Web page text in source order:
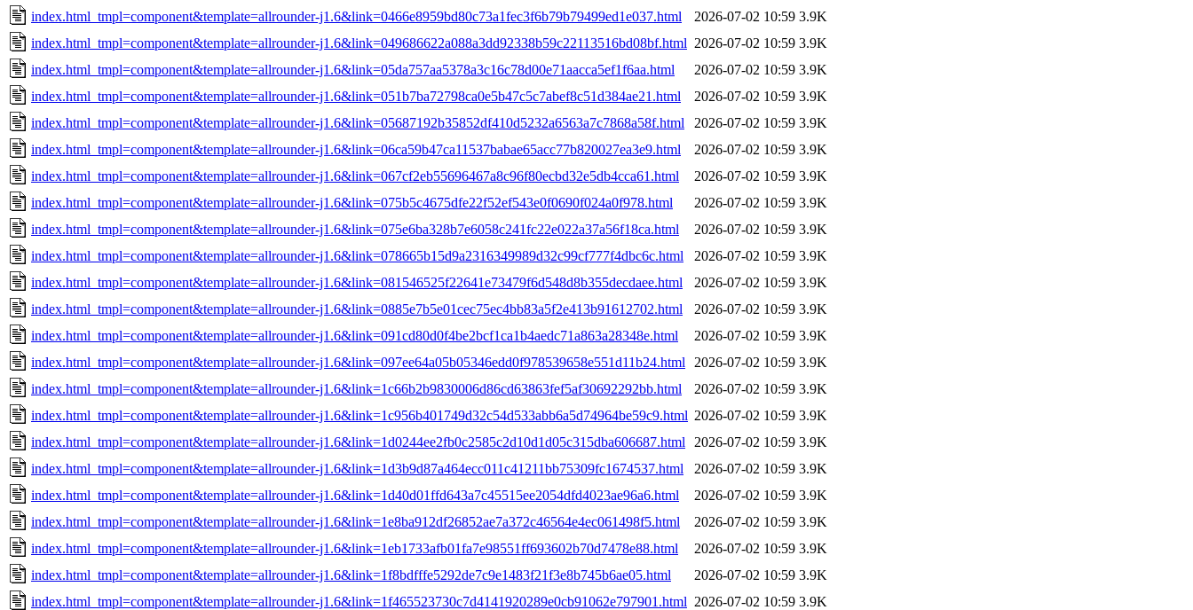
index.html_tmpl=component&template=allrounder-j1.6&link=0466e8959bd80c73a1fec3f6b79b79499ed1e037.html
2026-07-02 10:59 3.9K
index.html_tmpl=component&template=allrounder-j1.6&link=049686622a088a3dd92338b59c22113516bd08bf.html 2026-07-02 10:59 3.9K
index.html_tmpl=component&template=allrounder-j1.6&link=05da757aa5378a3c16c78d00e71aacca5ef1f6aa.html
2026-07-02 10:59 3.9K
index.html_tmpl=component&template=allrounder-j1.6&link=051b7ba72798ca0e5b47c5c7abef8c51d384ae21.html
2026-07-02 10:59 3.9K
index.html_tmpl=component&template=allrounder-j1.6&link=05687192b35852df410d5232a6563a7c7868a58f.html
2026-07-02 10:59 3.9K
index.html_tmpl=component&template=allrounder-j1.6&link=06ca59b47ca11537babae65acc77b820027ea3e9.html
2026-07-02 10:59 3.9K
index.html_tmpl=component&template=allrounder-j1.6&link=067cf2eb55696467a8c96f80ecbd32e5db4cca61.html
2026-07-02 10:59 3.9K
index.html_tmpl=component&template=allrounder-j1.6&link=075b5c4675dfe22f52ef543e0f0690f024a0f978.html
2026-07-02 10:59 3.9K
index.html_tmpl=component&template=allrounder-j1.6&link=075e6ba328b7e6058c241fc22e022a37a56f18ca.html
2026-07-02 10:59 3.9K
index.html_tmpl=component&template=allrounder-j1.6&link=078665b15d9a2316349989d32c99cf777f4dbc6c.html
2026-07-02 10:59 3.9K
index.html_tmpl=component&template=allrounder-j1.6&link=081546525f22641e73479f6d548d8b355decdaee.html
2026-07-02 10:59 3.9K
index.html_tmpl=component&template=allrounder-j1.6&link=0885e7b5e01cec75ec4bb83a5f2e413b91612702.html
2026-07-02 10:59 3.9K
index.html_tmpl=component&template=allrounder-j1.6&link=091cd80d0f4be2bcf1ca1b4aedc71a863a28348e.html
2026-07-02 10:59 3.9K
index.html_tmpl=component&template=allrounder-j1.6&link=097ee64a05b05346edd0f978539658e551d11b24.html
2026-07-02 10:59 3.9K
index.html_tmpl=component&template=allrounder-j1.6&link=1c66b2b9830006d86cd63863fef5af30692292bb.html
2026-07-02 10:59 3.9K
index.html_tmpl=component&template=allrounder-j1.6&link=1c956b401749d32c54d533abb6a5d74964be59c9.html 2026-07-02 10:59 3.9K
index.html_tmpl=component&template=allrounder-j1.6&link=1d0244ee2fb0c2585c2d10d1d05c315dba606687.html
2026-07-02 10:59 3.9K
index.html_tmpl=component&template=allrounder-j1.6&link=1d3b9d87a464ecc011c41211bb75309fc1674537.html
2026-07-02 10:59 3.9K
index.html_tmpl=component&template=allrounder-j1.6&link=1d40d01ffd643a7c45515ee2054dfd4023ae96a6.html
2026-07-02 10:59 3.9K
index.html_tmpl=component&template=allrounder-j1.6&link=1e8ba912df26852ae7a372c46564e4ec061498f5.html
2026-07-02 10:59 3.9K
index.html_tmpl=component&template=allrounder-j1.6&link=1eb1733afb01fa7e98551ff693602b70d7478e88.html
2026-07-02 10:59 3.9K
index.html_tmpl=component&template=allrounder-j1.6&link=1f8bdfffe5292de7c9e1483f21f3e8b745b6ae05.html
2026-07-02 10:59 3.9K
index.html_tmpl=component&template=allrounder-j1.6&link=1f465523730c7d4141920289e0cb91062e797901.html 2026-07-02 10:59 3.9K